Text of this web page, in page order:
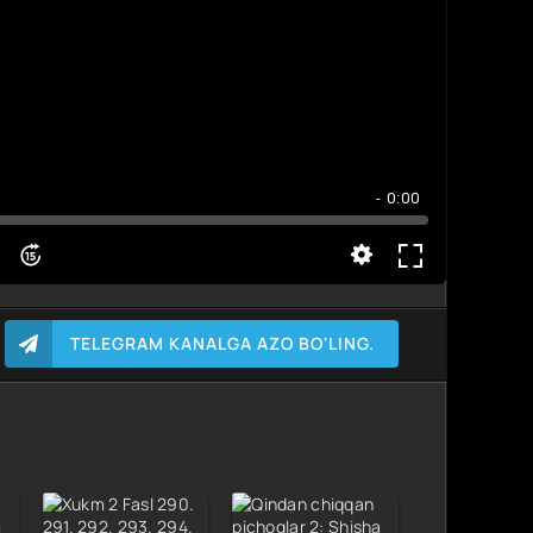
- 0:00
TELEGRAM KANALGA AZO BO'LING.